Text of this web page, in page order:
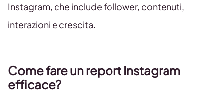
Instagram, che include follower, contenuti,
interazioni e crescita.
Come fare un report Instagram
efficace?